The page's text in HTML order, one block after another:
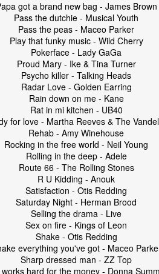
got a brand new bag - James Brown
Pass the dutchie - Musical Youth
Pass the peas - Maceo Parker
Play that funky music - Wild Cherry
Pokerface - Lady GaGa
Proud Mary - Ike & Tina Turner
Psycho killer - Talking Heads
Radar Love - Golden Earring
Rain down on me - Kane
Rat in mi kitchen - UB40
for love - Martha Reeves & The
Rehab - Amy Winehouse
Rocking in the free world - Neil Young
Rolling in the deep - Adele
Route 66 - The Rolling Stones
R U Kidding - Anouk
Satisfaction - Otis Redding
Saturday Night - Herman Brood
Selling the drama - Live
Sex on fire - Kings of Leon
Shake - Otis Redding
everything you've got - Maceo
Sharp dressed man - ZZ Top
hard for the money - Donna